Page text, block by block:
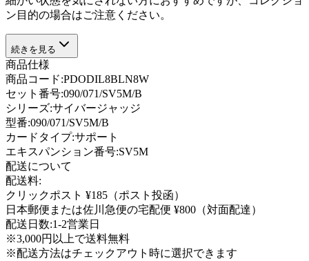
ン目的の場合はご注意ください。
続きを見る
商品仕様
商品コード:PDODIL8BLN8W
セット番号:090/071/SV5M/B
シリーズ:サイバージャッジ
型番:090/071/SV5M/B
カードタイプ:サポート
エキスパンション番号:SV5M
配送について
配送料:
クリックポスト ¥185（ポスト投函）
日本郵便または佐川急便の宅配便 ¥800（対面配達）
配送日数:1-2営業日
※3,000円以上で送料無料
※配送方法はチェックアウト時に選択できます